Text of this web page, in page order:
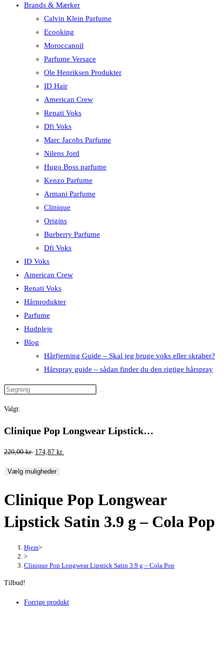
Brands & Mærker
Calvin Klein Parfume
Ecooking
Moroccanoil
Parfume Versace
Ole Henriksen Produkter
ID Hair
American Crew
Renati Voks
Dfi Voks
Marc Jacobs Parfume
Nilens Jord
Hugo Boss parfume
Kenzo Parfume
Armani Parfume
Clinique
Origins
Burberry Parfume
Dfi Voks
ID Voks
American Crew
Renati Voks
Hårprodukter
Parfume
Hudpleje
Blog
Hårfjerning Guide – Skal jeg bruge voks eller skraber?
Hårspray guide – sådan finder du den rigtige hårspray
Valgt:
Clinique Pop Longwear Lipstick…
220,00kr. Den
pris
220,00 kr..
174,87 kr.
174,87 kr..
Vælg muligheder
Clinique Pop Longwear
Lipstick Satin 3.9 g – Cola Pop
Hjem>
>
Clinique Pop Longwear Lipstick Satin 3.9 g – Cola Pop
Tilbud!
Forrige produkt